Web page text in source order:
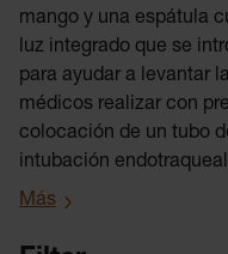
mango y una espátula
luz integrado que se
para ayudar a levantar
médicos realizar con
colocación de un tubo
intubación
Más